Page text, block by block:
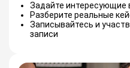
Задайте интересующие
Разберите реальные
Записывайтесь и
записи